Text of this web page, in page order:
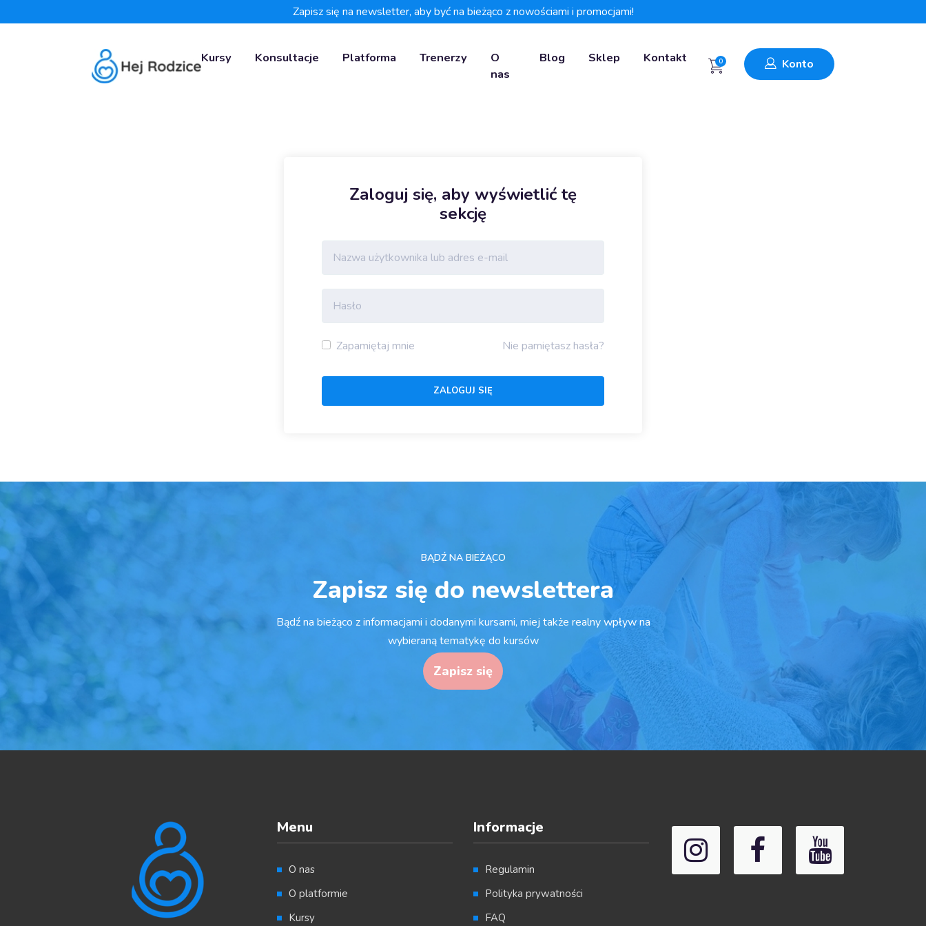
Zapisz się na newsletter, aby być na bieżąco z nowościami i promocjami!
Kursy Konsultacje Platforma Trenerzy
O
nas
Blog Sklep Kontakt 0 Konto
Zaloguj się, aby wyświetlić tę
sekcję
Zapamiętaj mnie Nie pamiętasz hasła?
BĄDŹ NA BIEŻĄCO
Zapisz się do newslettera
Bądź na bieżąco z informacjami i dodanymi kursami, miej także realny wpływ na
wybieraną tematykę do kursów
Zapisz się
Menu
O nas
O platformie
Kursy
Informacje
Regulamin
Polityka prywatności
FAQ